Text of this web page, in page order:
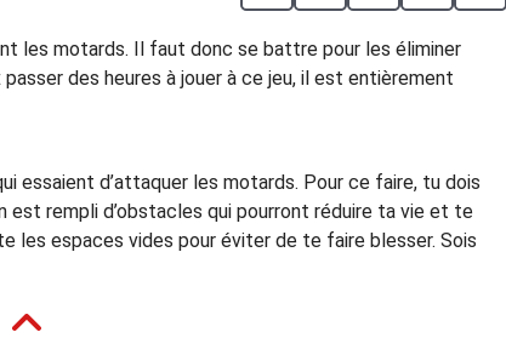
les motards. Il faut donc se battre pour les éliminer
des heures à jouer à ce jeu, il est entièrement
essaient d’attaquer les motards. Pour ce faire, tu dois
rempli d’obstacles qui pourront réduire ta vie et te
les espaces vides pour éviter de te faire blesser. Sois